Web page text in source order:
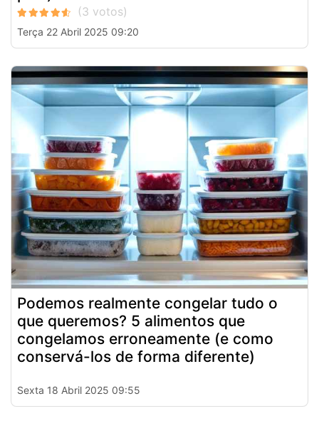
Terça 22 Abril 2025 09:20
Podemos realmente congelar tudo o
que queremos? 5 alimentos que
congelamos erroneamente (e como
conservá-los de forma diferente)
Sexta 18 Abril 2025 09:55